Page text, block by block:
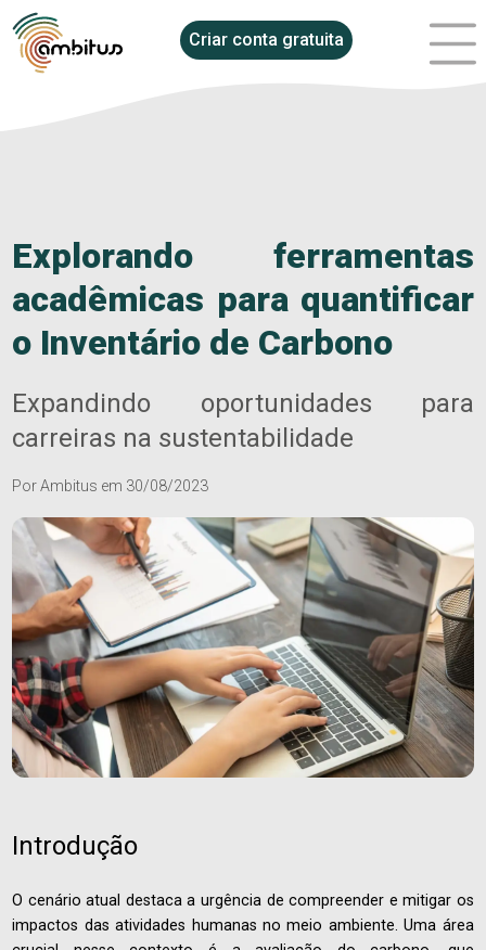
Criar conta gratuita
Explorando ferramentas
acadêmicas para quantificar
o Inventário de Carbono
Expandindo oportunidades para
carreiras na sustentabilidade
PorAmbitus em 30/08/2023
Introdução
O cenário atual destaca a urgência de compreender e mitigar os
impactos das atividades humanas no meio ambiente. Uma área